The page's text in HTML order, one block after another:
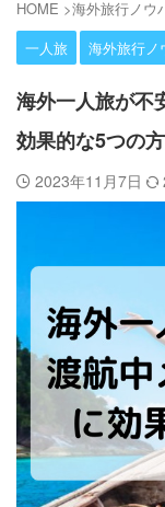
HOME >海外旅行ノウ
一人旅
海外旅行ノ
海外一人旅が不
効果的な5つの
2023年11月7日